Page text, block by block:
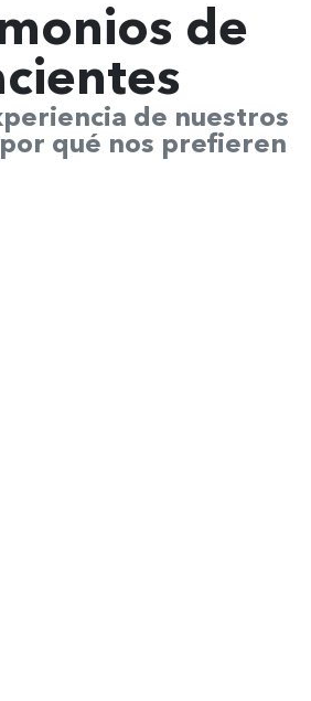
de
de nuestros
qué nos prefieren